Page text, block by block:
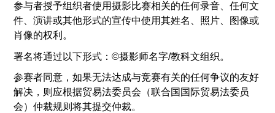
参与者授予组织者使用摄影比赛相关的任何录音、任何文
件、演讲或其他形式的宣传中使用其姓名、照片、图像或
肖像的权利。
署名将通过以下形式：©摄影师名字/教科文组织。
参赛者同意，如果无法达成与竞赛有关的任何争议的友好
解决，则应根据贸易法委员会（联合国国际贸易法委员
会）仲裁规则将其提交仲裁。